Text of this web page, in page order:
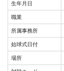
生年月日
職業
所属事務所
始球式日付
場所